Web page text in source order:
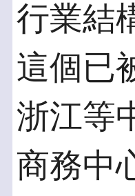
行業結
這個已
浙江等
商務中